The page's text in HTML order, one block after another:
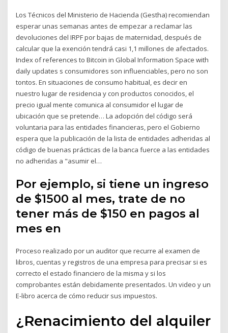
Los Técnicos del Ministerio de Hacienda (Gestha) recomiendan
esperar unas semanas antes de empezar a reclamar las
devoluciones del IRPF por bajas de maternidad, después de
calcular que la exención tendrá casi 1,1 millones de afectados.
Index of references to Bitcoin in Global Information Space with
daily updates s consumidores son influenciables, pero no son
tontos. En situaciones de consumo habitual, es decir en
nuestro lugar de residencia y con productos conocidos, el
precio igual­ mente comunica al consumidor el lugar de
ubicación que se pretende… La adopción del código será
voluntaria para las entidades financieras, pero el Gobierno
espera que la publicación de la lista de entidades adheridas al
código de buenas prácticas de la banca fuerce a las entidades
no adheridas a "asumir el…
Por ejemplo, si tiene un ingreso
de $1500 al mes, trate de no
tener más de $150 en pagos al
mes en
Proceso realizado por un auditor que recurre al examen de
libros, cuentas y registros de una empresa para precisar si es
correcto el estado financiero de la misma y si los
comprobantes están debidamente presentados. Un video y un
E-libro acerca de cómo reducir sus impuestos.
¿Renacimiento del alquiler